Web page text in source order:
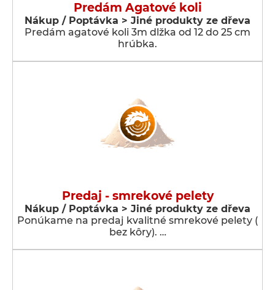
Predám Agatové koli
Nákup / Poptávka > Jiné produkty ze dřeva
Predám agatové koli 3m dlžka od 12 do 25 cm
hrúbka.
Predaj - smrekové pelety
Nákup / Poptávka > Jiné produkty ze dřeva
Ponúkame na predaj kvalitné smrekové pelety (
bez kôry). …